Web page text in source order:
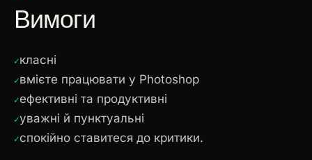
Вимоги
класні
вмієте працювати у Photoshop
ефективні та продуктивні
уважні й пунктуальні
спокійно ставитеся до критики.